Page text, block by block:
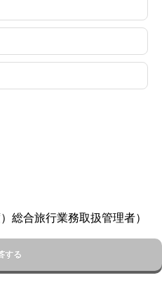
総合旅行業務取扱管理者）
する